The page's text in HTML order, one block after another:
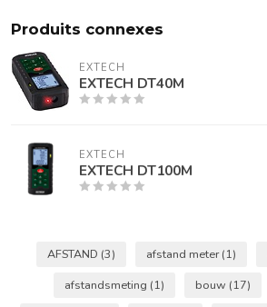
Produits connexes
EXTECH
EXTECH DT40M
EXTECH
EXTECH DT100M
AFSTAND (3) afstand meter(1)
afstandsmeting (1) bouw (17)